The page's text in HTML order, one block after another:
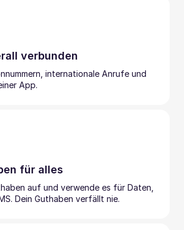
verbunden
internationale Anrufe und
App.
für alles
auf und verwende es für Daten,
Dein Guthaben verfällt nie.